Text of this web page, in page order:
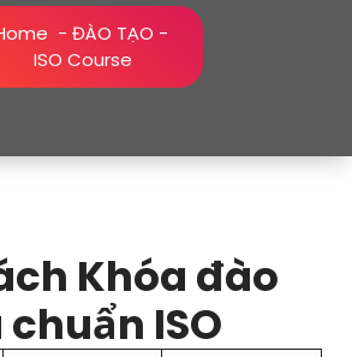
- ĐÀO TẠO -
ISO Course
Khóa đào
ISO